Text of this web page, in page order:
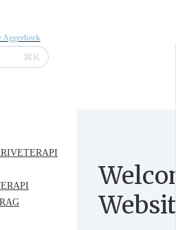
Aggerbeck
⌘K